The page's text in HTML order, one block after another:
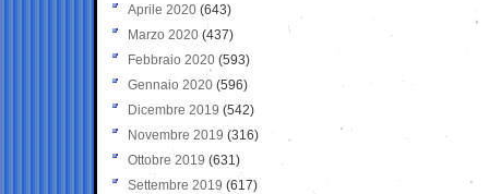
Aprile 2020 (643)
Marzo 2020 (437)
Febbraio 2020 (593)
Gennaio 2020 (596)
Dicembre 2019 (542)
Novembre 2019 (316)
Ottobre 2019 (631)
Settembre 2019 (617)